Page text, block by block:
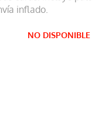
inflado.
NO DISPONIBLE